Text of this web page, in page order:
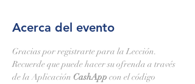
Acerca del evento
Gracias por registrarte para la Lección.
Recuerde que puede hacer su ofrenda a través
de la Aplicación CashApp con el código